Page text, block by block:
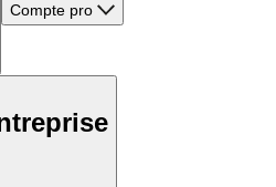
Compte pro